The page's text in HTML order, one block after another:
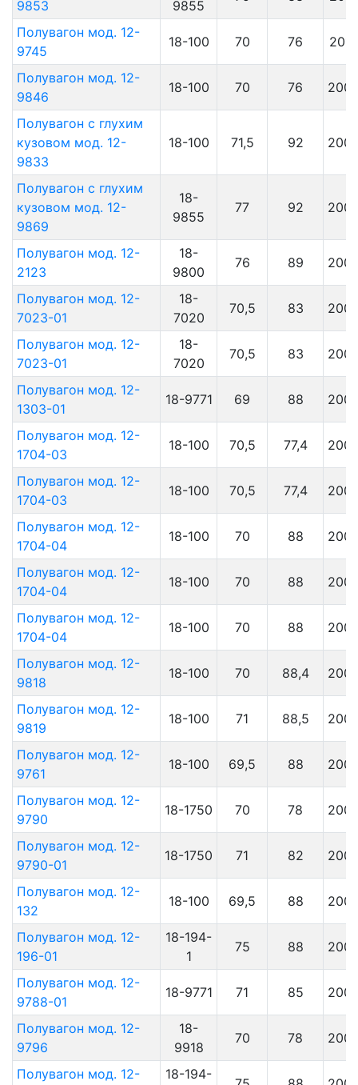
9853
9855
Полувагон мод. 12-
9745
18-100 70 76 2010
Полувагон мод. 12-
9846
18-100 70 76
Полувагон с глухим
кузовом мод. 12-
9833
18-100 71,5 92
Полувагон с глухим
кузовом мод. 12-
9869
18-
9855
77 92
Полувагон мод. 12-
2123
18-
9800
76 89
Полувагон мод. 12-
7023-01
18-
7020
70,5 83
Полувагон мод. 12-
7023-01
18-
7020
70,5 83
Полувагон мод. 12-
1303-01
18-9771 69 88
Полувагон мод. 12-
1704-03
18-100 70,5 77,4
Полувагон мод. 12-
1704-03
18-100 70,5 77,4
Полувагон мод. 12-
1704-04
18-100 70 88
Полувагон мод. 12-
1704-04
18-100 70 88
Полувагон мод. 12-
1704-04
18-100 70 88
Полувагон мод. 12-
9818
18-100 70 88,4
Полувагон мод. 12-
9819
18-100 71 88,5
Полувагон мод. 12-
9761
18-100 69,5 88
Полувагон мод. 12-
9790
18-1750 70 78
Полувагон мод. 12-
9790-01
18-1750 71 82
Полувагон мод. 12-
132
18-100 69,5 88
Полувагон мод. 12-
196-01
18-194-
1
75 88
Полувагон мод. 12-
9788-01
18-9771 71 85
Полувагон мод. 12-
9796
18-
9918
70 78
Полувагон мод. 12- 18-194-